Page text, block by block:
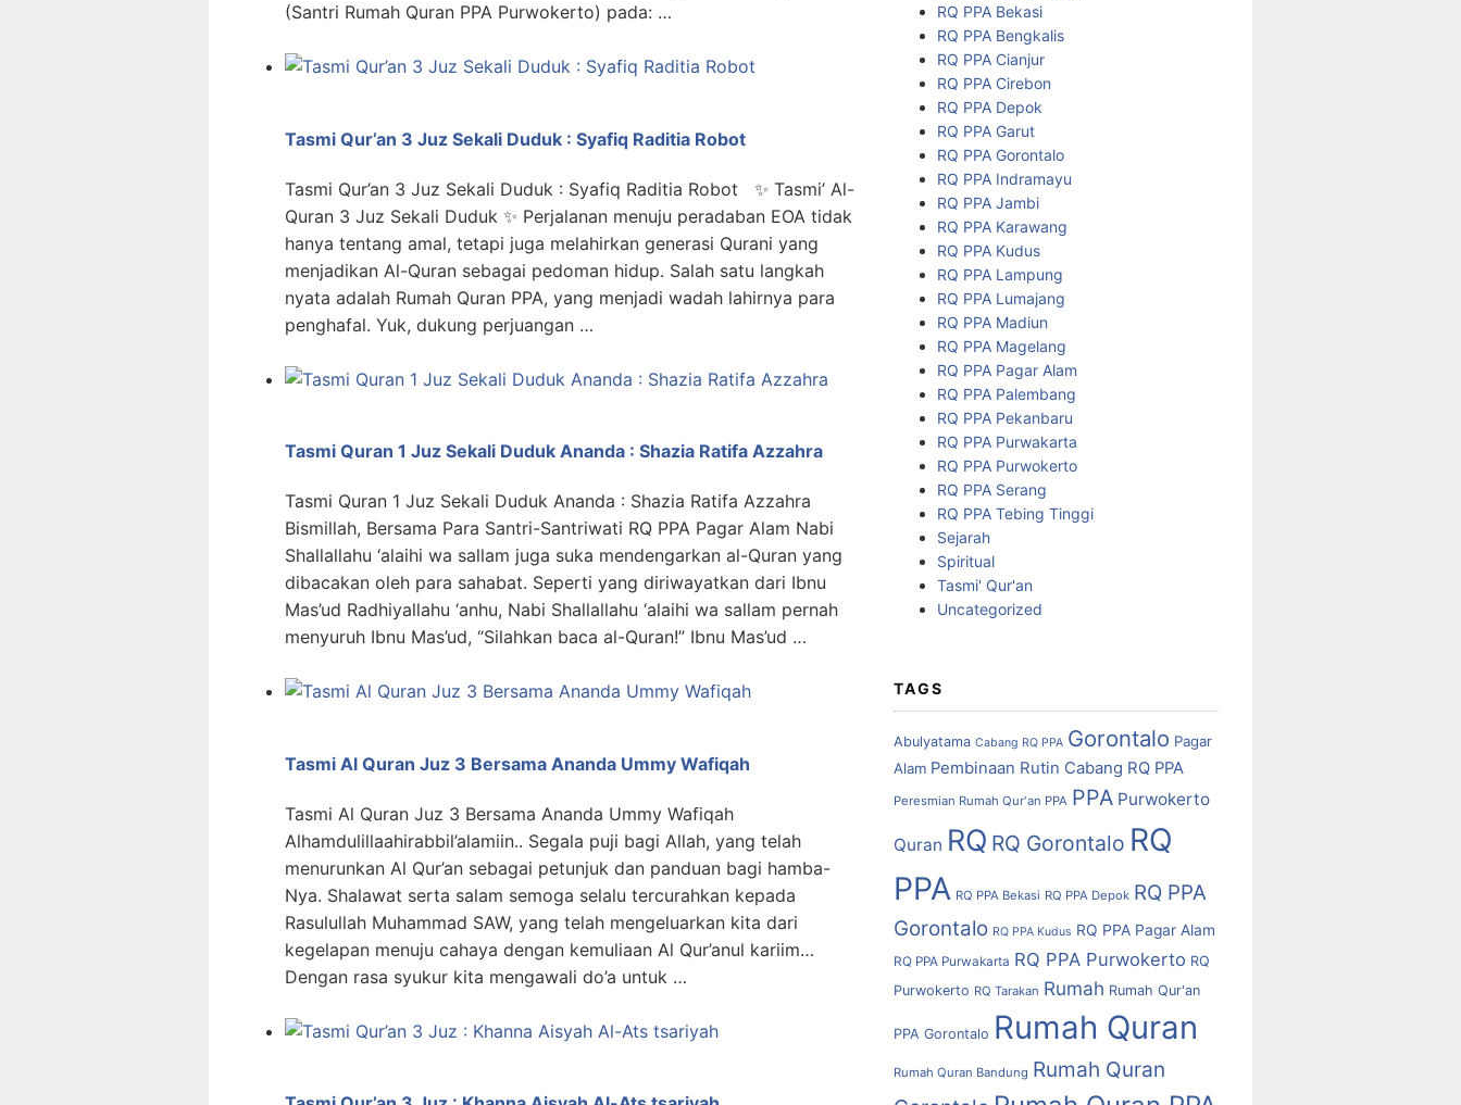
(Santri Rumah Quran PPA Purwokerto) pada: …
Tasmi Qur’an 3 Juz Sekali Duduk : Syafiq Raditia Robot
Tasmi Qur’an 3 Juz Sekali Duduk : Syafiq Raditia Robot ✨ Tasmi’ Al-
Quran 3 Juz Sekali Duduk ✨ Perjalanan menuju peradaban EOA tidak
hanya tentang amal, tetapi juga melahirkan generasi Qurani yang
menjadikan Al-Quran sebagai pedoman hidup. Salah satu langkah
nyata adalah Rumah Quran PPA, yang menjadi wadah lahirnya para
penghafal. Yuk, dukung perjuangan …
Tasmi Quran 1 Juz Sekali Duduk Ananda : Shazia Ratifa Azzahra
Tasmi Quran 1 Juz Sekali Duduk Ananda : Shazia Ratifa Azzahra
Bismillah, Bersama Para Santri-Santriwati RQ PPA Pagar Alam Nabi
Shallallahu ‘alaihi wa sallam juga suka mendengarkan al-Quran yang
dibacakan oleh para sahabat. Seperti yang diriwayatkan dari Ibnu
Mas’ud Radhiyallahu ‘anhu, Nabi Shallallahu ‘alaihi wa sallam pernah
menyuruh Ibnu Mas’ud, “Silahkan baca al-Quran!” Ibnu Mas’ud …
Tasmi Al Quran Juz 3 Bersama Ananda Ummy Wafiqah
Tasmi Al Quran Juz 3 Bersama Ananda Ummy Wafiqah
Alhamdulillaahirabbil’alamiin.. Segala puji bagi Allah, yang telah
menurunkan Al Qur’an sebagai petunjuk dan panduan bagi hamba-
Nya. Shalawat serta salam semoga selalu tercurahkan kepada
Rasulullah Muhammad SAW, yang telah mengeluarkan kita dari
kegelapan menuju cahaya dengan kemuliaan Al Qur’anul kariim…
Dengan rasa syukur kita mengawali do’a untuk …
RQ PPA Bekasi
RQ PPA Bengkalis
RQ PPA Cianjur
RQ PPA Cirebon
RQ PPA Depok
RQ PPA Garut
RQ PPA Gorontalo
RQ PPA Indramayu
RQ PPA Jambi
RQ PPA Karawang
RQ PPA Kudus
RQ PPA Lampung
RQ PPA Lumajang
RQ PPA Madiun
RQ PPA Magelang
RQ PPA Pagar Alam
RQ PPA Palembang
RQ PPA Pekanbaru
RQ PPA Purwakarta
RQ PPA Purwokerto
RQ PPA Serang
RQ PPA Tebing Tinggi
Sejarah
Spiritual
Tasmi' Qur'an
Uncategorized
TAGS
Abulyatama Cabang RQ PPA Gorontalo Pagar
Alam Pembinaan Rutin Cabang RQ PPA
Peresmian Rumah Qur'an PPA PPA Purwokerto
Quran RQ RQ Gorontalo RQ
PPA RQ PPA Bekasi RQ PPA Depok RQ PPA
Gorontalo RQ PPA Kudus RQ PPA Pagar Alam
RQ PPA Purwakarta RQ PPA Purwokerto RQ
Purwokerto RQ Tarakan Rumah Rumah Qur'an
PPA Gorontalo Rumah Quran
Rumah Quran Bandung Rumah Quran